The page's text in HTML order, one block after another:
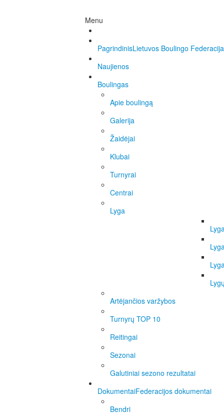
Menu
PagrindinisLietuvos Boulingo Federacija
Naujienos
Boulingas
Apie boulingą
Galerija
Žaidėjai
Klubai
Turnyrai
Centrai
Lyga
Artėjančios varžybos
Turnyrų TOP 10
Reitingai
Sezonai
Galutiniai sezono rezultatai
DokumentaiFederacijos dokumentai
Bendri